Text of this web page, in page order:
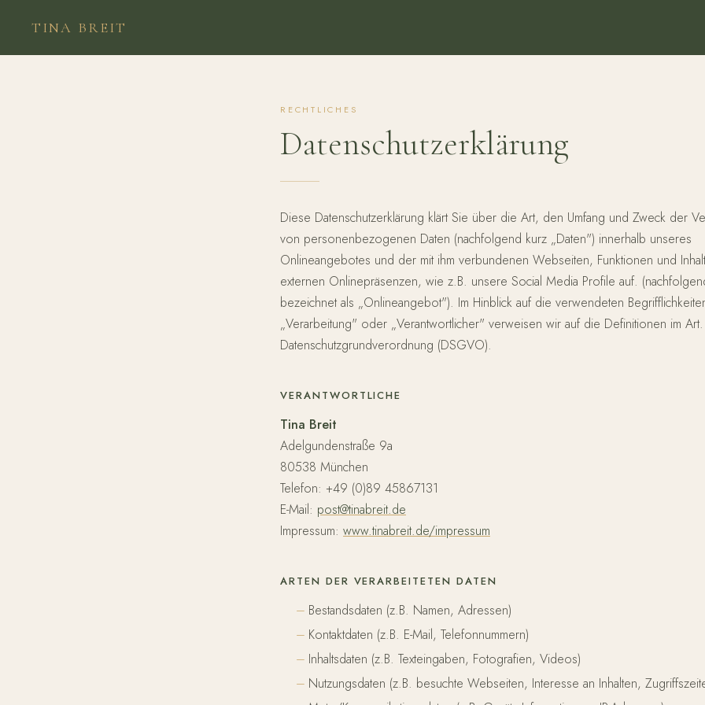
TINA BREIT
RECHTLICHES
Datenschutzerklärung
Diese Datenschutzerklärung klärt Sie über die Art, den Umfang und Zweck der
von personenbezogenen Daten (nachfolgend kurz „Daten") innerhalb unseres
Onlineangebotes und der mit ihm verbundenen Webseiten, Funktionen und
externen Onlinepräsenzen, wie z.B. unsere Social Media Profile auf.
bezeichnet als „Onlineangebot"). Im Hinblick auf die verwendeten
„Verarbeitung" oder „Verantwortlicher" verweisen wir auf die Definitionen im
Datenschutzgrundverordnung (DSGVO).
VERANTWORTLICHE
Tina Breit
Adelgundenstraße 9a
80538 München
Telefon: +49 (0)89 45867131
E-Mail: post@tinabreit.de
Impressum: www.tinabreit.de/impressum
ARTEN DER VERARBEITETEN DATEN
Bestandsdaten (z.B. Namen, Adressen)
Kontaktdaten (z.B. E-Mail, Telefonnummern)
Inhaltsdaten (z.B. Texteingaben, Fotografien, Videos)
Nutzungsdaten (z.B. besuchte Webseiten, Interesse an Inhalten,